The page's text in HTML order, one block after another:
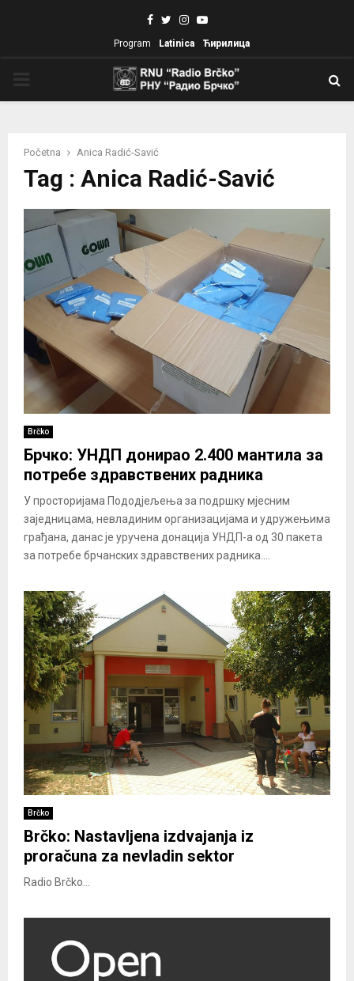
Facebook
TwitterInstagram
Youtube
Program Latinica Ћирилица
Početna Anica Radić-Savić
Tag : Anica Radić-Savić
Brčko
Брчко: УНДП донирао 2.400 мантила за
потребе здравствених радника
У просторијама Пододјељења за подршку мјесним
заједницама, невладиним организацијама и удружењима
грађана, данас је уручена донација УНДП-а од 30 пакета
за потребе брчанских здравствених радника....
Brčko
Brčko: Nastavljena izdvajanja iz
proračuna za nevladin sektor
Radio Brčko...